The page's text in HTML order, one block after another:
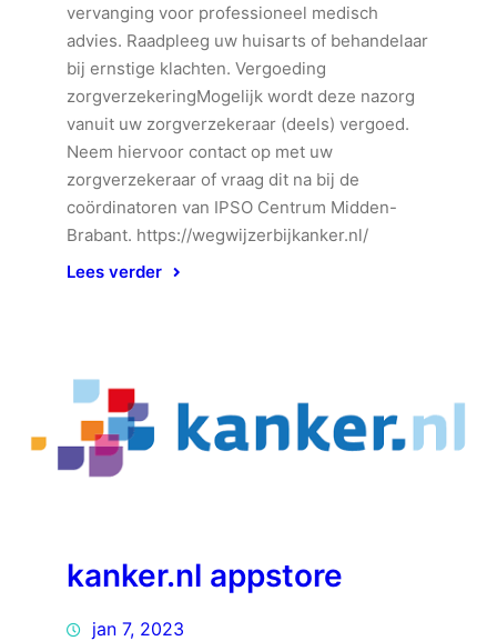
vervanging voor professioneel medisch
advies. Raadpleeg uw huisarts of behandelaar
bij ernstige klachten. Vergoeding
zorgverzekeringMogelijk wordt deze nazorg
vanuit uw zorgverzekeraar (deels) vergoed.
Neem hiervoor contact op met uw
zorgverzekeraar of vraag dit na bij de
coördinatoren van IPSO Centrum Midden-
Brabant. https://wegwijzerbijkanker.nl/
Lees verder
kanker.nl appstore
jan 7, 2023